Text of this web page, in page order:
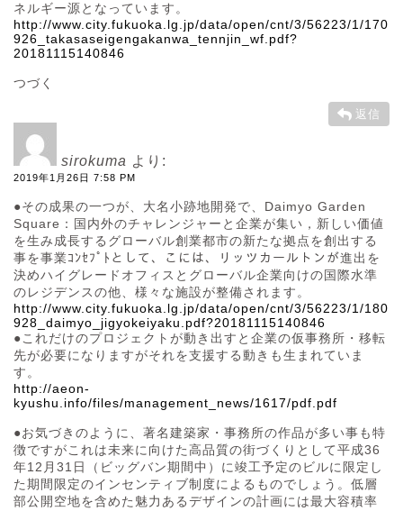
ネルギー源となっています。
http://www.city.fukuoka.lg.jp/data/open/cnt/3/56223/1/170
926_takasaseigengakanwa_tennjin_wf.pdf?
20181115140846
つづく
返信
sirokuma より:
2019年1月26日 7:58 PM
●その成果の一つが、大名小跡地開発で、Daimyo Garden
Square：国内外のチャレンジャーと企業が集い，新しい価値
を⽣み成⻑するグローバル創業都市の新たな拠点を創出する
事を事業ｺﾝｾﾌﾟﾄとして、こには、リッツカールトンが進出を
決めハイグレードオフィスとグローバル企業向けの国際⽔準
のレジデンスの他、様々な施設が整備されます。
http://www.city.fukuoka.lg.jp/data/open/cnt/3/56223/1/180
928_daimyo_jigyokeiyaku.pdf?20181115140846
●これだけのプロジェクトが動き出すと企業の仮事務所・移転
先が必要になりますがそれを支援する動きも生まれていま
す。
http://aeon-
kyushu.info/files/management_news/1617/pdf.pdf
●お気づきのように、著名建築家・事務所の作品が多い事も特
徴ですがこれは未来に向けた高品質の街づくりとして平成36
年12月31日（ビッグバン期間中）に竣工予定のビルに限定し
た期間限定のインセンティブ制度によるものでしょう。低層
部公開空地を含めた魅力あるデザインの計画には最大容積率